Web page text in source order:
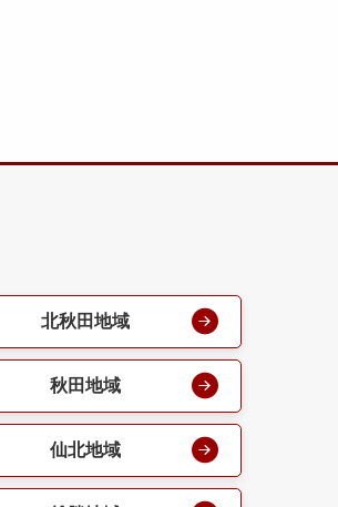
北秋田地域
秋田地域
仙北地域